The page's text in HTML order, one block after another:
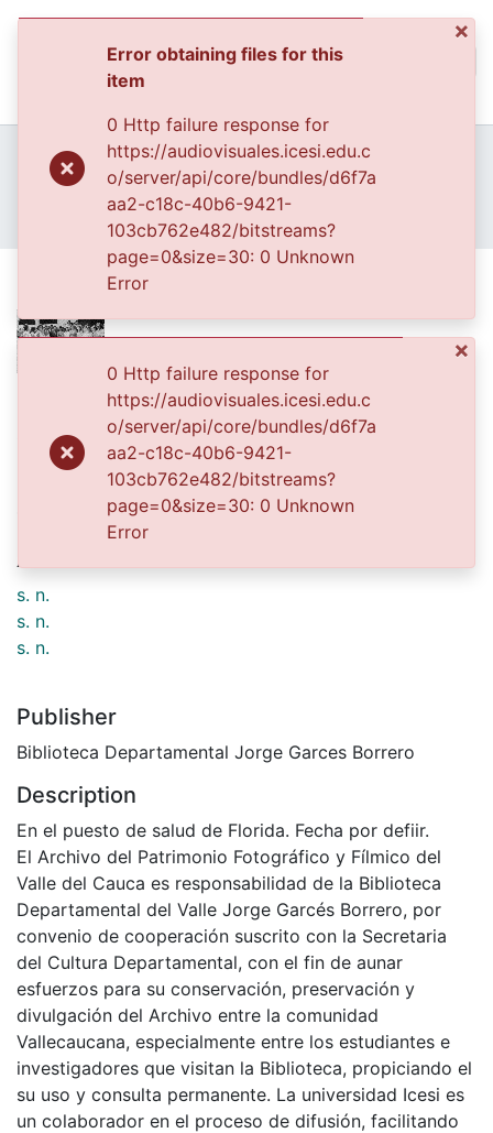
All of DSpace
Statistics
Home
Archivo del Patrimonio Fotográfico y Fílmico del Valle del Cauca
Fondo Archivo del Patrimonio Fotográfico y Fílmico del Valle del Cauca
Los Municipios
APFFVC - Los Servicios Públicos - Patrimonial
En el puesto de salud de Florida
En el puesto de salud de Florida
0101998.JPG (33.08 KB)
1900-01-01
Authors
s. n.
s. n.
s. n.
Publisher
Biblioteca Departamental Jorge Garces Borrero
Description
En el puesto de salud de Florida. Fecha por defiir.
El Archivo del Patrimonio Fotográfico y Fílmico del
Valle del Cauca es responsabilidad de la Biblioteca
Departamental del Valle Jorge Garcés Borrero, por
convenio de cooperación suscrito con la Secretaria
del Cultura Departamental, con el fin de aunar
esfuerzos para su conservación, preservación y
divulgación del Archivo entre la comunidad
Vallecaucana, especialmente entre los estudiantes e
investigadores que visitan la Biblioteca, propiciando el
su uso y consulta permanente. La universidad Icesi es
un colaborador en el proceso de difusión, facilitando
×
Error obtaining files for this
item
0 Http failure response for
https://audiovisuales.icesi.edu.c
o/server/api/core/bundles/d6f7a
aa2-c18c-40b6-9421-
103cb762e482/bitstreams?
page=0&size=30: 0 Unknown
Error
×
0 Http failure response for
https://audiovisuales.icesi.edu.c
o/server/api/core/bundles/d6f7a
aa2-c18c-40b6-9421-
103cb762e482/bitstreams?
page=0&size=30: 0 Unknown
Error